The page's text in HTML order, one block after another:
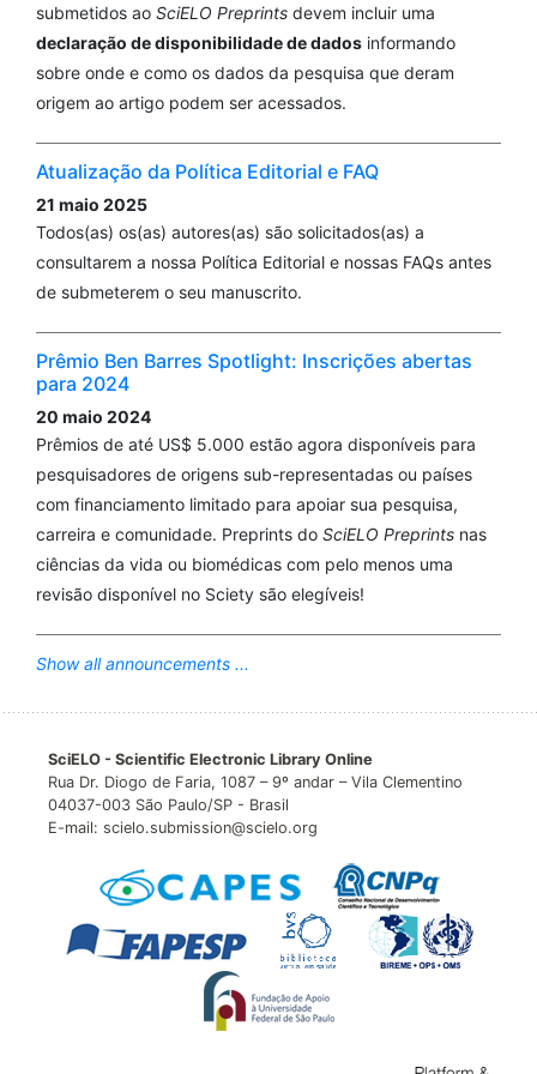
Samanta Santos Sousa, Cassio Cardoso-Filho, Rodrigo
Menezes Jales, Diama Bhadra Vale (2025)
Subsequent mammography reduces recall and
increases breast cancer detection: an audit of a
Obstetrícia, 47.
10.61622/rbgo/2025rbgo89
Xiang Li, Hong Wang, Hui-Fang Xu, Shao-Kai Zhang,
BI-RADS application for breast cancer screening in
primary healthcare settings: assessing protocol
adherence and diagnostic validity.
Oncology, 15.
10.3389/fonc.2025.1599759
Nogueira M.C. (2024-11-01)
Mortality due to cervical and breast cancer in health
regions of Brazil: impact of public policies on cancer
care. Public Health, 236, 239-246.
10.1016/j.puhe.2024.07.034
submetidos ao SciELO Preprints devem incluir uma
declaração de disponibilidade de dados informando
sobre onde e como os dados da pesquisa que deram
origem ao artigo podem ser acessados.
Atualização da Política Editorial e FAQ
21 maio 2025
Todos(as) os(as) autores(as) são solicitados(as) a
consultarem a nossa Política Editorial e nossas FAQs antes
de submeterem o seu manuscrito.
Prêmio Ben Barres Spotlight: Inscrições abertas
para 2024
20 maio 2024
Prêmios de até US$ 5.000 estão agora disponíveis para
pesquisadores de origens sub-representadas ou países
com financiamento limitado para apoiar sua pesquisa,
carreira e comunidade. Preprints do SciELO Preprints nas
ciências da vida ou biomédicas com pelo menos uma
revisão disponível no Sciety são elegíveis!
Show all announcements ...
SciELO - Scientific Electronic Library Online
Rua Dr. Diogo de Faria, 1087 – 9º andar – Vila Clementino
04037-003 São Paulo/SP - Brasil
E-mail: scielo.submission@scielo.org